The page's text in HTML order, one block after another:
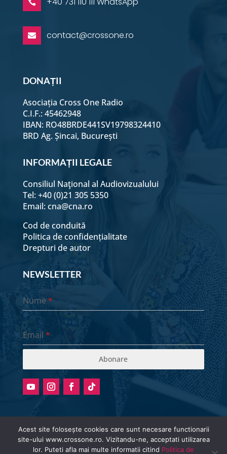

 contact@crossone.ro
DONAȚII
Asociația Cross One Radio
C.I.F.: 45462948
IBAN: RO48BRDE441SV19798324410
BRD Ag. Șincai, București
INFORMAȚII LEGALE
Consiliul Naţional al Audiovizualului
Tel: +40 (0)21 305 5350
Email: cna@cna.ro
Cod de conduită
Politica de confidențialitate
Drepturi de autor
NEWSLETTER
Nume*
Email *
Abonare
Acest site folosește cookies care sunt necesare functionarii
site-ului www.crossone.ro. Vizitandu-ne, acceptati utilizarea
lor. Puteti afla mai multe informatii citind Politica de